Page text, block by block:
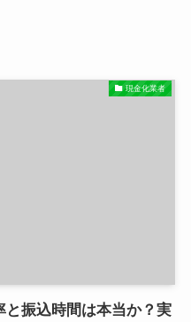
現金化業者
振込時間は本当か？実